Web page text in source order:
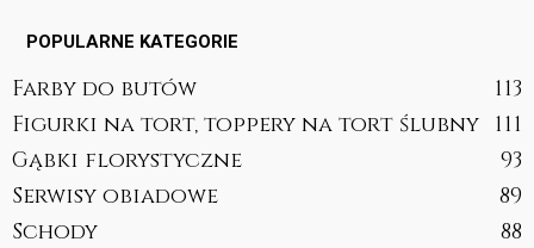
POPULARNE KATEGORIE
Farby do butów
113
Figurki na tort, toppery na tort ślubny 111
Gąbki florystyczne
93
Serwisy obiadowe
89
Schody
88